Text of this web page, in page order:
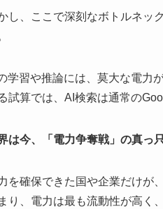
し、ここで深刻なボトルネッ
学習や推論には、莫大な電力が
試算では、AI検索は通常の
は今、「電力争奪戦」の真っ
を確保できた国や企業だけが
り、電力は最も流動性が高く